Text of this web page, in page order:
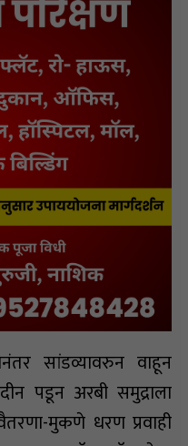
सांडव्यावरुन वाहून
पडून अरबी समुद्राला
मुकणे धरण प्रवाही